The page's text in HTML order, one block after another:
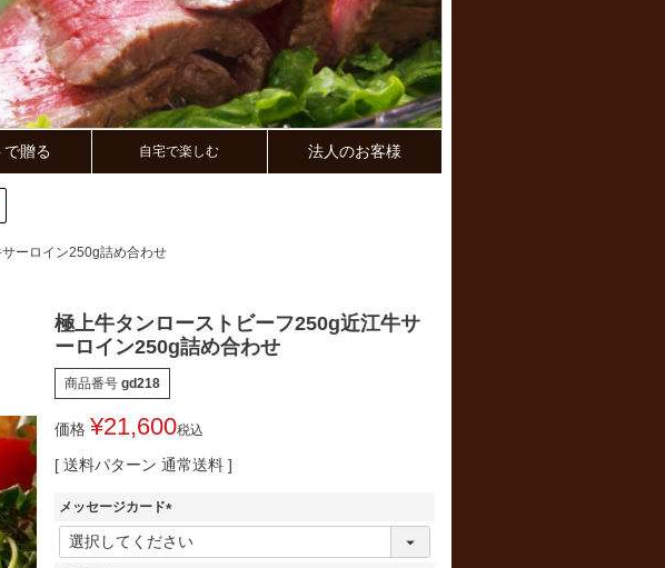
で贈る 自宅で楽しむ 法人のお客様
ーロイン250g詰め合わせ
極上牛タンローストビーフ250g近江牛サ
ーロイン250g詰め合わせ
商品番号 gd218
価格 ¥21,600税込
送料パターン 通常送料
メッセージカード
(
必